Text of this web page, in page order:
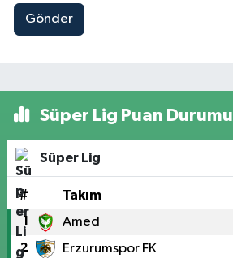
Gönder
Süper Lig Puan Durumu
Süper Lig
# Takım
1 Amed
2 Erzurumspor FK